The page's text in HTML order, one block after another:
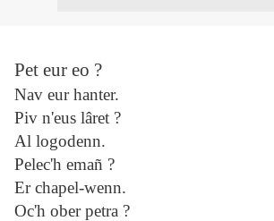
Pet eur eo ?
Nav eur hanter.
Piv n'eus lâret ?
Al logodenn.
Pelec'h emañ ?
Er chapel-wenn.
Oc'h ober petra ?